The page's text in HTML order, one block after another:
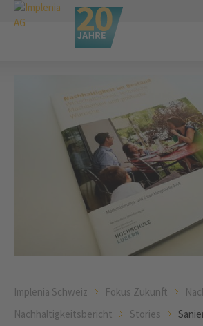
Implenia Schweiz Fokus Zukunft
Nachhaltigkeitsbericht
Stories